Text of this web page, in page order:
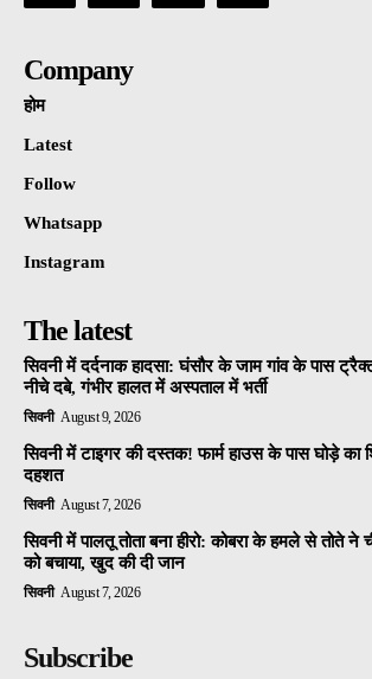
Company
होम
Latest
Follow
Whatsapp
Instagram
The latest
सिवनी में दर्दनाक हादसा: घंसौर के जाम गांव के पास
नीचे दबे, गंभीर हालत में अस्पताल में भर्ती
सिवनी August 9, 2026
सिवनी में टाइगर की दस्तक! फार्म हाउस के पास घोड़े का
दहशत
सिवनी August 7, 2026
सिवनी में पालतू तोता बना हीरो: कोबरा के हमले से तोते ने
को बचाया, खुद की दी जान
सिवनी August 7, 2026
Subscribe